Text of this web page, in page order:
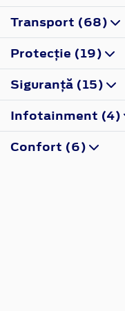
Transport (68)
Protecţie (19)
Siguranţă (15)
Infotainment (4)
Confort (6)